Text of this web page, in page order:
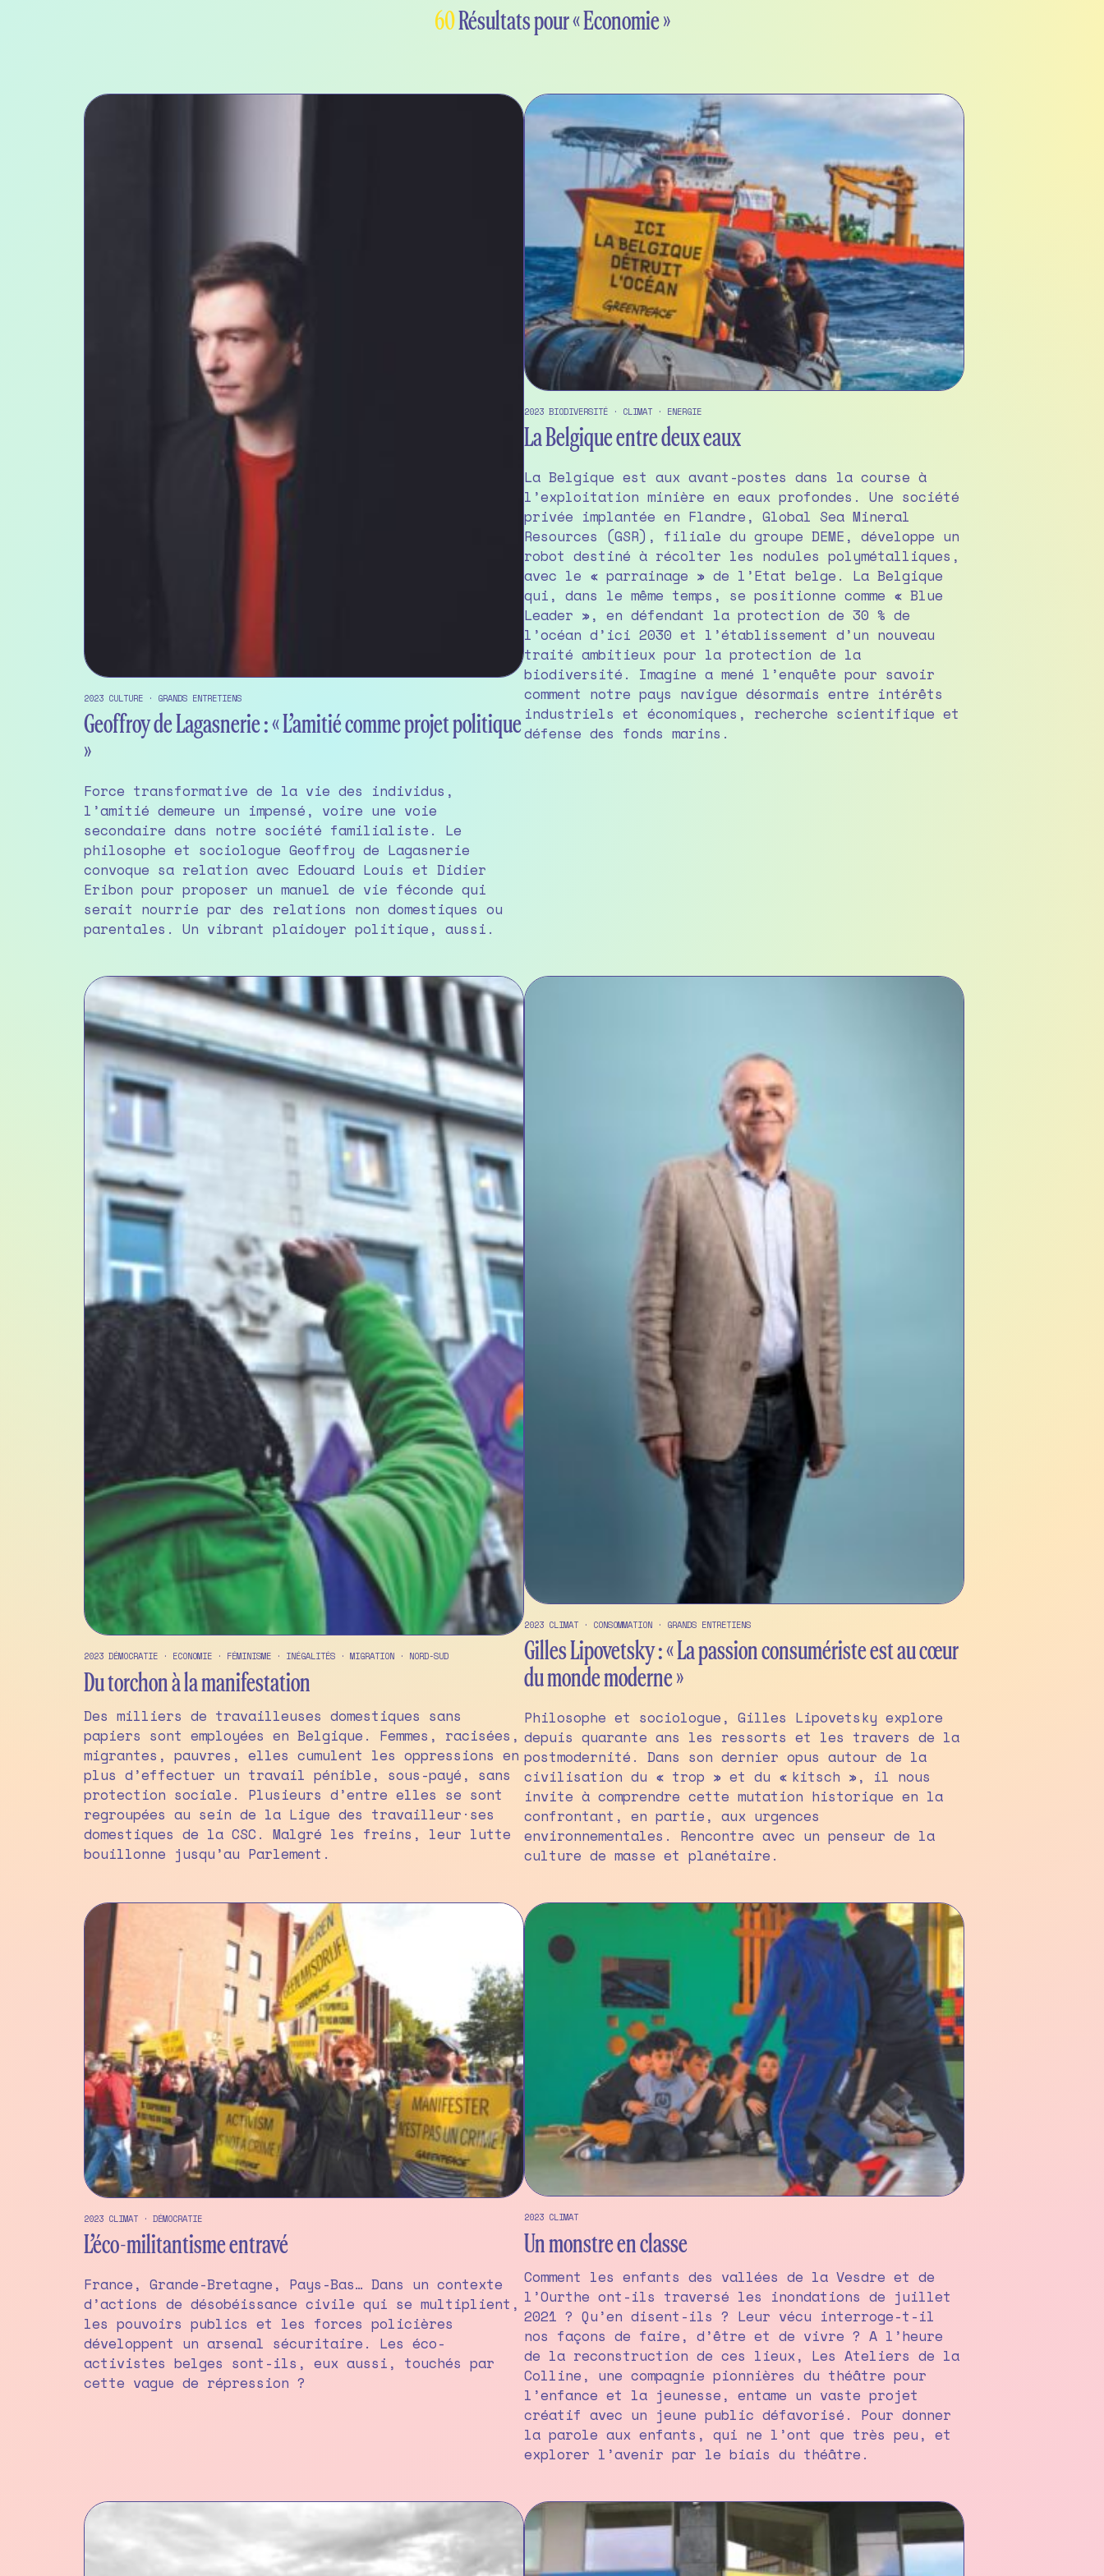
60Résultats pour « Economie »
2023 CULTURE · GRANDS ENTRETIENS
Geoffroy de Lagasnerie : « L’amitié comme projet politique
»
Force transformative de la vie des individus,
l’amitié demeure un impensé, voire une voie
secondaire dans notre société familialiste. Le
philosophe et sociologue Geoffroy de Lagasnerie
convoque sa relation avec Edouard Louis et Didier
Eribon pour proposer un manuel de vie féconde qui
serait nourrie par des relations non domestiques ou
parentales. Un vibrant plaidoyer politique, aussi.
2023 BIODIVERSITÉ· CLIMAT· ENERGIE
La Belgique entre deux eaux
La Belgique est aux avant-postes dans la course à
l’exploitation minière en eaux profondes. Une société
privée implantée en Flandre, Global Sea Mineral
Resources (GSR), filiale du groupe DEME, développe un
robot destiné à récolter les nodules polymétalliques,
avec le « parrainage » de l’Etat belge. La Belgique
qui, dans le même temps, se positionne comme « Blue
Leader », en défendant la protection de 30 % de
l’océan d’ici 2030 et l’établissement d’un nouveau
traité ambitieux pour la protection de la
biodiversité. Imagine a mené l’enquête pour savoir
comment notre pays navigue désormais entre intérêts
industriels et économiques, recherche scientifique et
défense des fonds marins.
2023 DÉMOCRATIE · ECONOMIE · FÉMINISME · INÉGALITÉS · MIGRATION · NORD-SUD
Du torchon à la manifestation
Des milliers de travailleuses domestiques sans
papiers sont employées en Belgique. Femmes, racisées,
migrantes, pauvres, elles cumulent les oppressions en
plus d’effectuer un travail pénible, sous-payé, sans
protection sociale. Plusieurs d’entre elles se sont
regroupées au sein de la Ligue des travailleur·ses
domestiques de la CSC. Malgré les freins, leur lutte
bouillonne jusqu’au Parlement.
2023 CLIMAT· CONSOMMATION· GRANDS ENTRETIENS
Gilles Lipovetsky : « La passion consumériste est au cœur
du monde moderne »
Philosophe et sociologue, Gilles Lipovetsky explore
depuis quarante ans les ressorts et les travers de la
postmodernité. Dans son dernier opus autour de la
civilisation du « trop » et du « kitsch », il nous
invite à comprendre cette mutation historique en la
confrontant, en partie, aux urgences
environnementales. Rencontre avec un penseur de la
culture de masse et planétaire.
2023 CLIMAT · DÉMOCRATIE
L’éco-militantisme entravé
France, Grande-Bretagne, Pays-Bas… Dans un contexte
d’actions de désobéissance civile qui se multiplient,
les pouvoirs publics et les forces policières
développent un arsenal sécuritaire. Les éco-
activistes belges sont-ils, eux aussi, touchés par
cette vague de répression ?
2023 CLIMAT
Un monstre en classe
Comment les enfants des vallées de la Vesdre et de
l’Ourthe ont-ils traversé les inondations de juillet
2021 ? Qu’en disent-ils ? Leur vécu interroge-t-il
nos façons de faire, d’être et de vivre ? A l’heure
de la reconstruction de ces lieux, Les Ateliers de la
Colline, une compagnie pionnières du théâtre pour
l’enfance et la jeunesse, entame un vaste projet
créatif avec un jeune public défavorisé. Pour donner
la parole aux enfants, qui ne l’ont que très peu, et
explorer l’avenir par le biais du théâtre.